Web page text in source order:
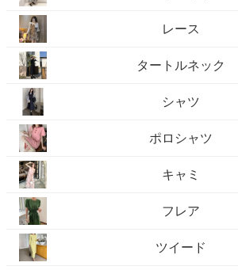
レース
タートルネック
シャツ
ポロシャツ
キャミ
フレア
ツイード